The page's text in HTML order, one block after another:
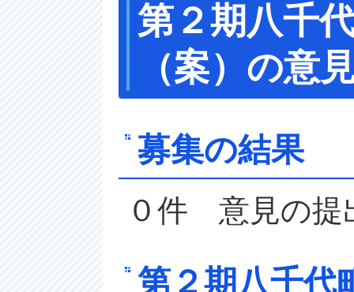
第２期八千
（案）の意
募集の結果
０件 意見の提
第２期八千代